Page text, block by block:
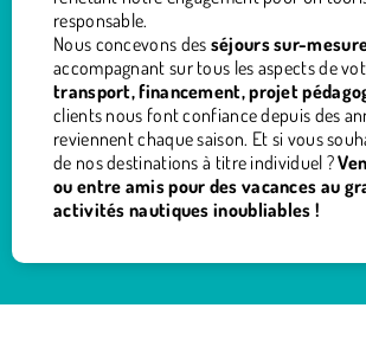
responsable.
Nous concevons des séjours sur-
accompagnant sur tous les aspects de
transport, financement, projet
clients nous font confiance depuis des
reviennent chaque saison. Et si vous
de nos destinations à titre individuel ?
ou entre amis pour des vacances au
activités nautiques inoubliables !